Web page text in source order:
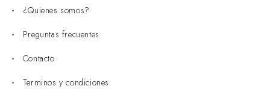
¿Quienes somos?
Preguntas frecuentes
Contacto
Terminos y condiciones